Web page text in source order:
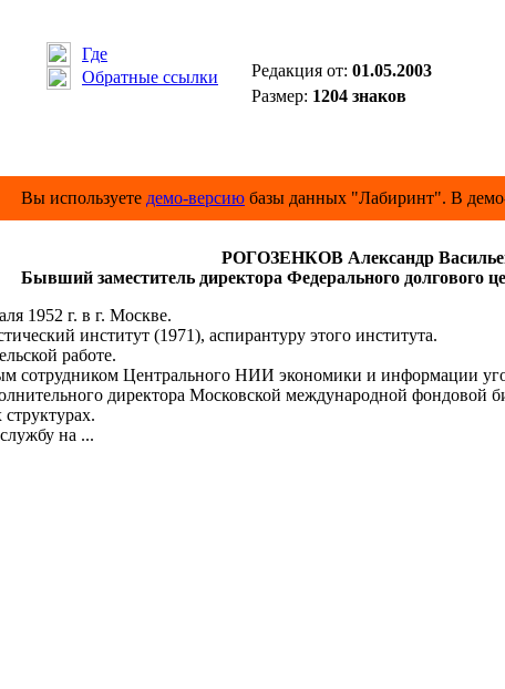
Где
Обратные ссылки
Редакция от: 01.05.2003
Размер: 1204 знаков
Вы используете демо-версию базы данных "Лабиринт". В
РОГОЗЕНКОВ Александр
Бывший заместитель директора Федерального долгового
1952 г. в г. Москве.
институт (1971), аспирантуру этого института.
работе.
сотрудником Центрального НИИ экономики и информации
директора Московской международной фондовой
на ...